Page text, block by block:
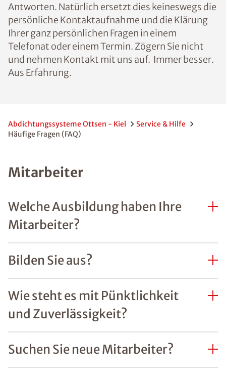
Antworten. Natürlich ersetzt dies keineswegs die
persönliche Kontaktaufnahme und die Klärung
Ihrer ganz persönlichen Fragen in einem
Telefonat oder einem Termin. Zögern Sie nicht
und nehmen Kontakt mit uns auf. Immer besser.
Aus Erfahrung.
Abdichtungssysteme Ottsen - Kiel
Service & Hilfe
Häufige Fragen (FAQ)
Mitarbeiter
Welche Ausbildung haben Ihre
Mitarbeiter?
Bilden Sie aus?
Wie steht es mit Pünktlichkeit
und Zuverlässigkeit?
Suchen Sie neue Mitarbeiter?